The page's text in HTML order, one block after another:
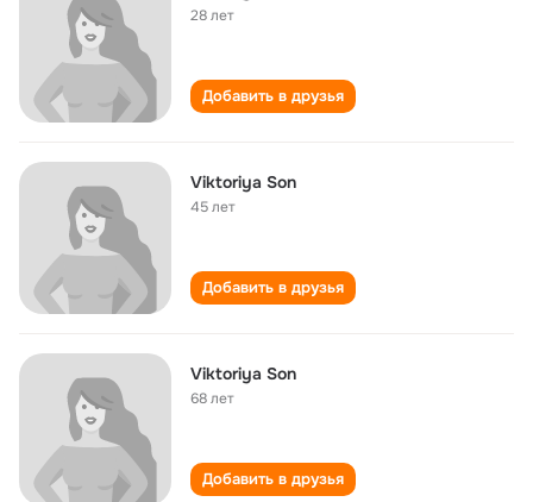
28 лет
Добавить в друзья
Viktoriya Son
45 лет
Добавить в друзья
Viktoriya Son
68 лет
Добавить в друзья